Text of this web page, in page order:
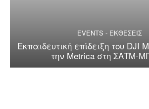
EVENTS - ΕΚΘΕΣΕΙΣ
Εκπαιδευτική επίδειξη του DJI
την Metrica στη ΣΑΤΜ-